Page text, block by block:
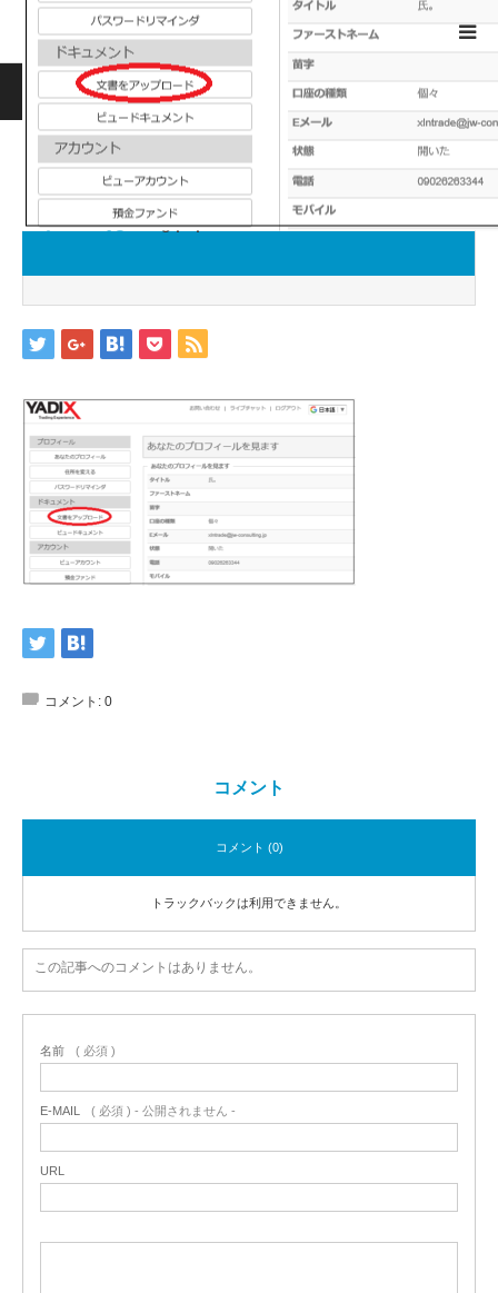
ホームブログ image13
: ltrim() expects parameter 1 to be string, object given
in/home/jwc88/xn--fx-
1b4aw32prutzhc733epto.com/public_html/wp-
includes/formatting.phpon line4341
image13
コメント: 0
コメント
コメント (0)
トラックバックは利用できません。
この記事へのコメントはありません。
名前 ( 必須 )
E-MAIL ( 必須 ) - 公開されません -
URL